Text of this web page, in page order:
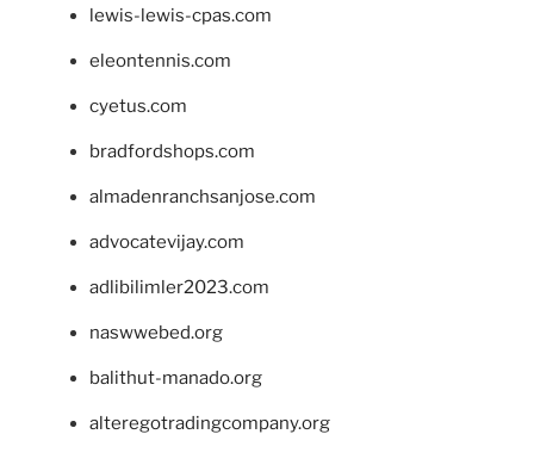
lewis-lewis-cpas.com
eleontennis.com
cyetus.com
bradfordshops.com
almadenranchsanjose.com
advocatevijay.com
adlibilimler2023.com
naswwebed.org
balithut-manado.org
alteregotradingcompany.org